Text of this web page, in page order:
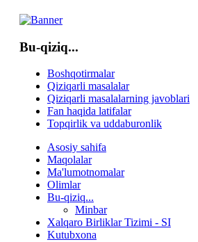
Bu-qiziq...
Boshqotirmalar
Qiziqarli masalalar
Qiziqarli masalalarning javoblari
Fan haqida latifalar
Topqirlik va uddaburonlik
Asosiy sahifa
Maqolalar
Ma'lumotnomalar
Olimlar
Bu-qiziq...
Minbar
Xalqaro Birliklar Tizimi - SI
Kutubxona